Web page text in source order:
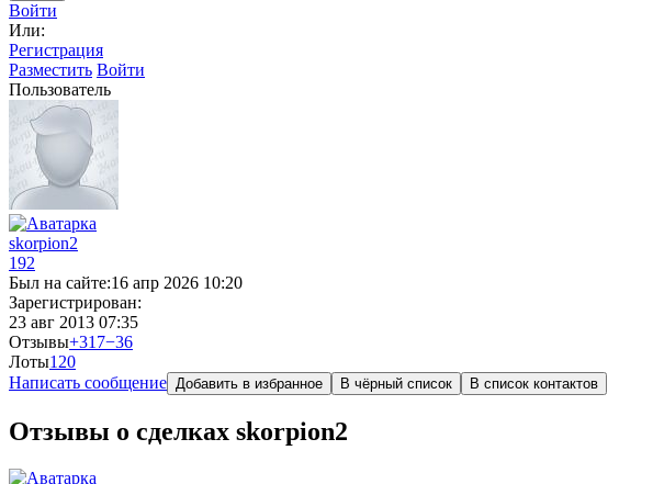
Войти
Или:
Регистрация
Разместить Войти
Пользователь
skorpion2
192
Был на сайте:16 апр 2026 10:20
Зарегистрирован:
23 авг 2013 07:35
Отзывы+317−36
Лоты1 20
Написать сообщение Добавить в избранное В чёрный список В список контактов
Отзывы о сделках skorpion2